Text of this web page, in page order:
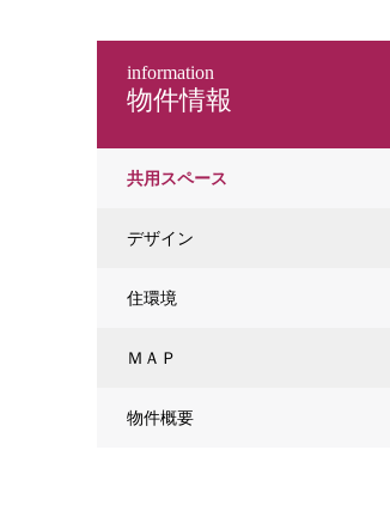
物件情報
information
共用スペース
デザイン
住環境
ＭＡＰ
物件概要